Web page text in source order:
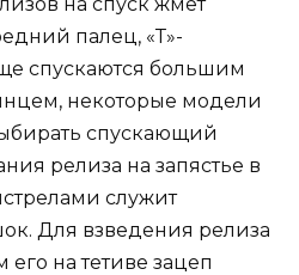
палец, «Т»-
спускаются большим
некоторые модели
спускающий
релиза на запястье в
служит
Для взведения релиза
на тетиве зацеп